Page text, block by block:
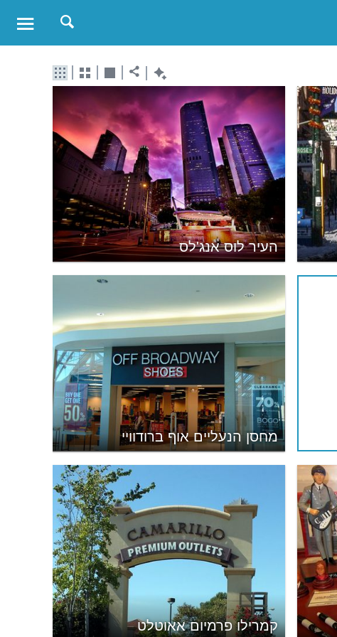
העיר לוס אנג'לס
מחסן הנעליים אוף ברודוויי
קמרילו פרמיום אאוטלט